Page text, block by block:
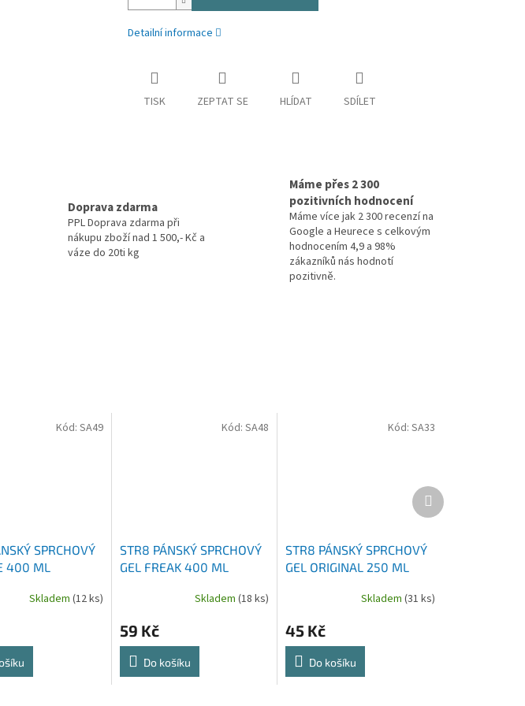
Detailní informace
TISK ZEPTAT SE HLÍDAT SDÍLET
Doprava zdarma
PPL Doprava zdarma při
nákupu zboží nad 1 500,- Kč a
váze do 20ti kg
Máme přes 2 300
pozitivních hodnocení
Máme více jak 2 300 recenzí na
Google a Heurece s celkovým
hodnocením 4,9 a 98%
zákazníků nás hodnotí
pozitivně.
SPRCHOVÝ
400 ML
Skladem (12 ks)
Kód: SA49
STR8 PÁNSKÝ SPRCHOVÝ
GEL FREAK 400 ML
Skladem(18 ks)
59 Kč
Do košíku
Kód:SA48
STR8 PÁNSKÝ SPRCHOVÝ
GEL ORIGINAL 250 ML
Skladem (31 ks)
45 Kč
Do košíku
Kód: SA33
Další
produkt